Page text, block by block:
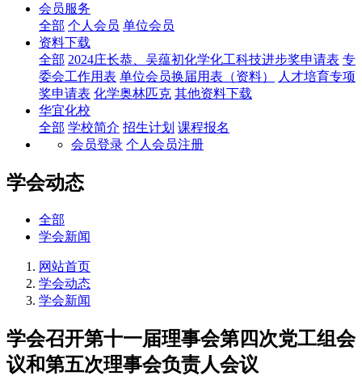
会员服务
全部 个人会员 单位会员
资料下载
全部 2024庄长恭、吴蕴初化学化工科技进步奖申请表 专
委会工作用表 单位会员换届用表（资料）
人才培育专项
奖申请表 化学奥林匹克 其他资料下载
华宜化校
全部 学校简介 招生计划 课程报名
会员登录 个人会员注册
学会动态
全部
学会新闻
网站首页
学会动态
学会新闻
学会召开第十一届理事会第四次党工组会
议和第五次理事会负责人会议